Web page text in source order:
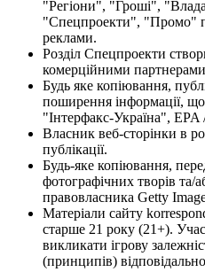
"Регіони", "Гроші",
"Спецпроекти", "Промо"
реклами.
Розділ Спецпроекти
комерційними
Будь яке копіювання,
поширення інформації,
"Інтерфакс-Україна", EPA
Власник веб-сторінки в
публікації.
Будь-яке копіювання,
фотографічних творів та/
правовласника Getty
Матеріали сайту
старше 21 року (21+).
викликати ігрову
(принципів)